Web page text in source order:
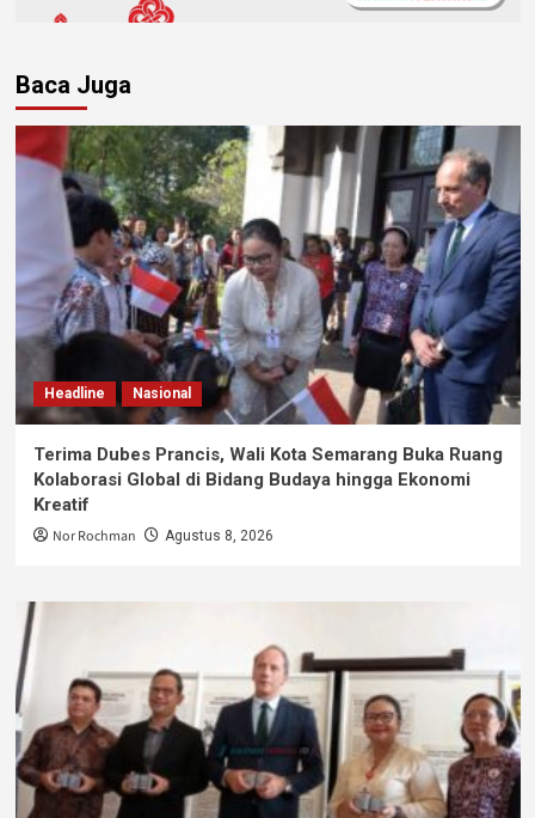
Baca Juga
Headline Nasional
Terima Dubes Prancis, Wali Kota Semarang Buka Ruang
Kolaborasi Global di Bidang Budaya hingga Ekonomi
Kreatif
Nor Rochman Agustus 8, 2026